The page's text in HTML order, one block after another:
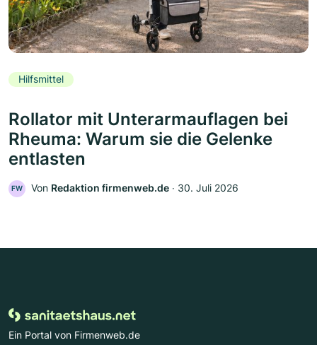
Hilfsmittel
Rollator mit Unterarmauflagen bei
Rheuma: Warum sie die Gelenke
entlasten
FW Von Redaktion firmenweb.de ‧ 30. Juli 2026
Ein Portal von Firmenweb.de